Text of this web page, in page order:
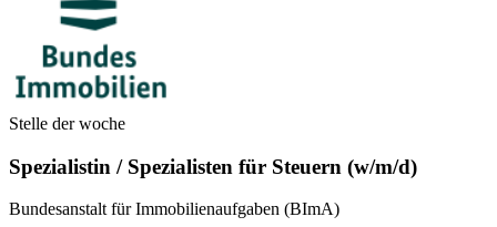
Stelle der woche
Spezialistin / Spezialisten für Steuern (w/m/d)
Bundesanstalt für Immobilienaufgaben (BImA)